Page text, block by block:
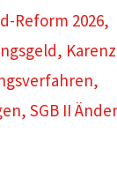
Reform 2026,
,
,
, SGB II